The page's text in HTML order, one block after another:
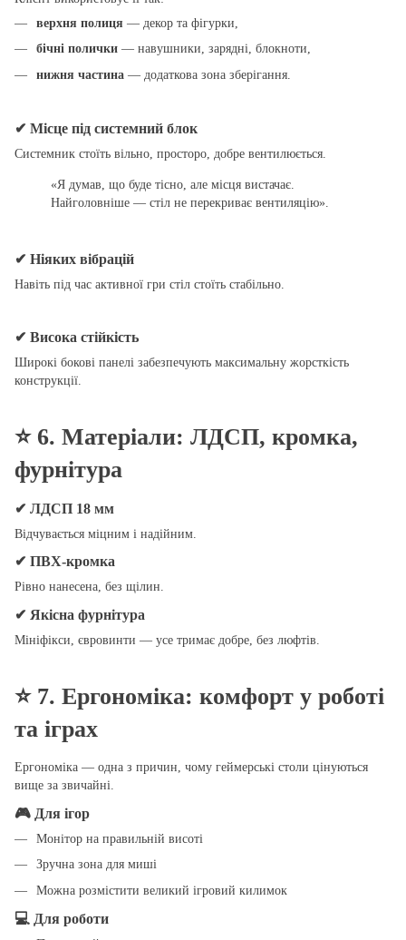
верхня полиця — декор та фігурки,
бічні полички — навушники, зарядні, блокноти,
нижня частина — додаткова зона зберігання.
✔ Місце під системний блок
Системник стоїть вільно, просторо, добре вентилюється.
«Я думав, що буде тісно, але місця вистачає.
Найголовніше — стіл не перекриває вентиляцію».
✔ Ніяких вібрацій
Навіть під час активної гри стіл стоїть стабільно.
✔ Висока стійкість
Широкі бокові панелі забезпечують максимальну жорсткість
конструкції.
⭐ 6. Матеріали: ЛДСП, кромка,
фурнітура
✔ ЛДСП 18 мм
Відчувається міцним і надійним.
✔ ПВХ-кромка
Рівно нанесена, без щілин.
✔ Якісна фурнітура
Мініфікси, євровинти — усе тримає добре, без люфтів.
⭐ 7. Ергономіка: комфорт у роботі
та іграх
Ергономіка — одна з причин, чому геймерські столи цінуються
вище за звичайні.
🎮 Для ігор
Монітор на правильній висоті
Зручна зона для миші
Можна розмістити великий ігровий килимок
💻 Для роботи